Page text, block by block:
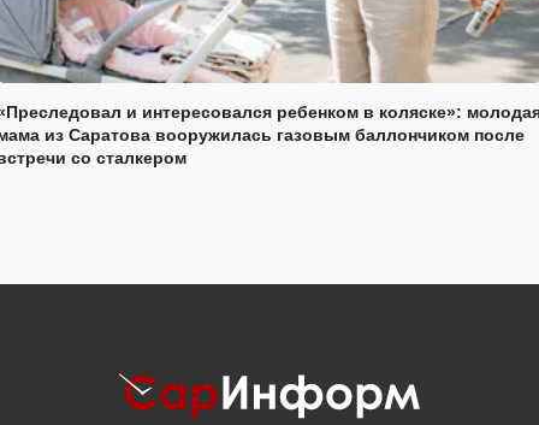
и интересовался ребенком в коляске»:
из Саратова вооружилась газовым баллончиком после
со сталкером